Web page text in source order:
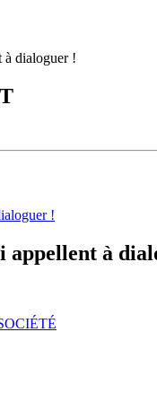
à dialoguer !
appellent à